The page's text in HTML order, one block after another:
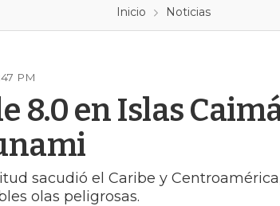
Inicio Noticias
PM
8.0 en Islas
sacudió el Caribe y
olas peligrosas.